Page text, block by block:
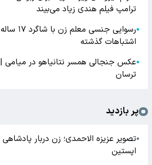
ترامپ فیلم هندی زیاد می‌بیند
●
رسوایی
اشتباهات گذشته
●عکس جنجالی همسر نتانیاهو در
ترسان
پر بازدید
●تصویر عزیزه الاحمدی؛ زن دربار
اپستین